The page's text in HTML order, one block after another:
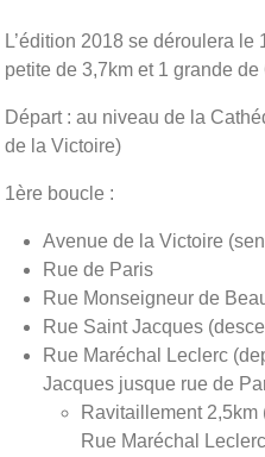
L’édition 2018 se déroulera
petite de 3,7km et 1 grande de
Départ : au niveau de la
de la Victoire)
1ère boucle :
Avenue de la Victoire
Rue de Paris
Rue Monseigneur de
Rue Saint Jacques
Rue Maréchal Leclerc
Jacques jusque rue de
Ravitaillement 2,5km
Rue Maréchal